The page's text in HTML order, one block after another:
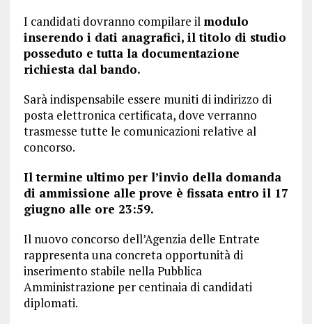
I candidati dovranno compilare il modulo
inserendo i dati anagrafici, il titolo di studio
posseduto e tutta la documentazione
richiesta dal bando.
Sarà indispensabile essere muniti di indirizzo di
posta elettronica certificata, dove verranno
trasmesse tutte le comunicazioni relative al
concorso.
Il termine ultimo per l’invio della domanda
di ammissione alle prove è fissata entro il 17
giugno alle ore 23:59.
Il nuovo concorso dell’Agenzia delle Entrate
rappresenta una concreta opportunità di
inserimento stabile nella Pubblica
Amministrazione per centinaia di candidati
diplomati.